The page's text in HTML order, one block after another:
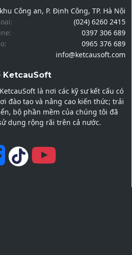
Công an, P. Định Công, TP. Hà Nội
(024) 6260 2415
0397 306 689
0965 376 689
info@ketcausoft.com
KetcauSoft
là nơi các kỹ sư kết cấu có
đào tạo và nâng cao kiến thức; trải
bộ phần mềm của chúng tôi đã
dụng rộng rãi trên cả nước.